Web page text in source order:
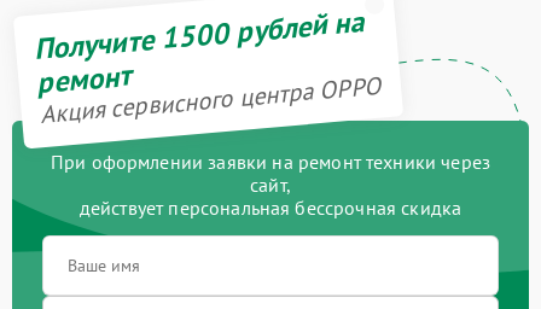
Получите 1500 рублей на
ремонт
Акция сервисного центра OPPO
При оформлении заявки на ремонт техники через
сайт,
действует персональная бессрочная скидка